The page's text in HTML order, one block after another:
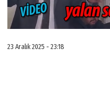
23 Aralık 2025 - 23:18